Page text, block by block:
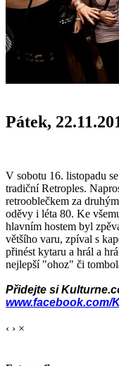
Pátek,
V sobotu 16. listopadu
tradiční Retroples.
retrooblečkem za
oděvy i léta 80. Ke
hlavním hostem byl
většího varu, zpíval s
přinést kytaru a hrál a
nejlepší "ohoz" či
Přidejte si
www.facebook.com/
‹ › ×